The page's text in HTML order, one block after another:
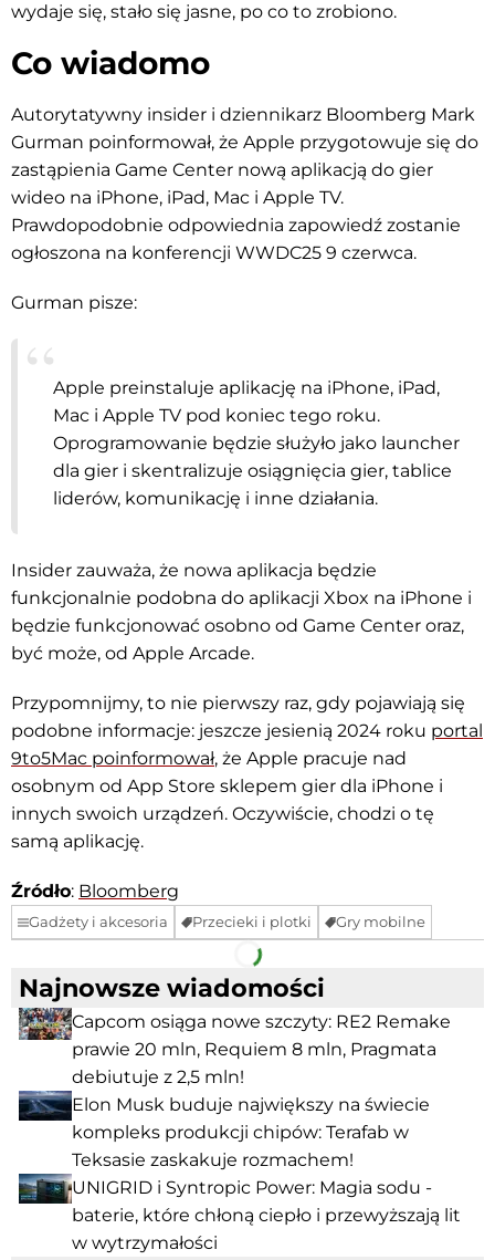
wydaje się, stało się jasne, po co to zrobiono.
Co wiadomo
Autorytatywny insider i dziennikarz Bloomberg Mark
Gurman poinformował, że Apple przygotowuje się do
zastąpienia Game Center nową aplikacją do gier
wideo na iPhone, iPad, Mac i Apple TV.
Prawdopodobnie odpowiednia zapowiedź zostanie
ogłoszona na konferencji WWDC25 9 czerwca.
Gurman pisze:
Apple preinstaluje aplikację na iPhone, iPad,
Mac i Apple TV pod koniec tego roku.
Oprogramowanie będzie służyło jako launcher
dla gier i skentralizuje osiągnięcia gier, tablice
liderów, komunikację i inne działania.
Insider zauważa, że nowa aplikacja będzie
funkcjonalnie podobna do aplikacji Xbox na iPhone i
będzie funkcjonować osobno od Game Center oraz,
być może, od Apple Arcade.
Przypomnijmy, to nie pierwszy raz, gdy pojawiają się
podobne informacje: jeszcze jesienią 2024 roku portal
9to5Mac poinformował, że Apple pracuje nad
osobnym od App Store sklepem gier dla iPhone i
innych swoich urządzeń. Oczywiście, chodzi o tę
samą aplikację.
Źródło: Bloomberg
Gadżety i akcesoria Przecieki i plotki Gry mobilne
Facebook Telegram
Najnowsze wiadomości
Capcom osiąga nowe szczyty: RE2 Remake
prawie 20 mln, Requiem 8 mln, Pragmata
debiutuje z 2,5 mln!
Elon Musk buduje największy na świecie
kompleks produkcji chipów: Terafab w
Teksasie zaskakuje rozmachem!
UNIGRID i Syntropic Power: Magia sodu -
baterie, które chłoną ciepło i przewyższają lit
w wytrzymałości